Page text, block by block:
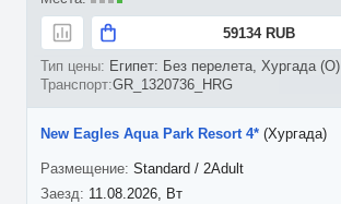
59134 RUB
Египет: Без перелета, Хургада (O)
GR_1320736_HRG
11.08.2026, Вт
New Eagles Aqua Park Resort 4* (Хургада)
Standard / 2Adult